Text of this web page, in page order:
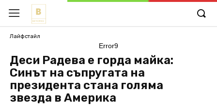
Лайфстайл
Error9
Деси Радева е горда майка:
Синът на съпругата на
президента стана голяма
звезда в Америка